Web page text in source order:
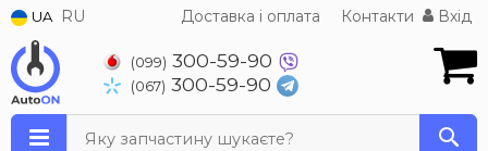
UA RU Доставка і оплата Контакти Вхід
(099) 300-59-90
(067) 300-59-90
Яку запчастину шукаєте?